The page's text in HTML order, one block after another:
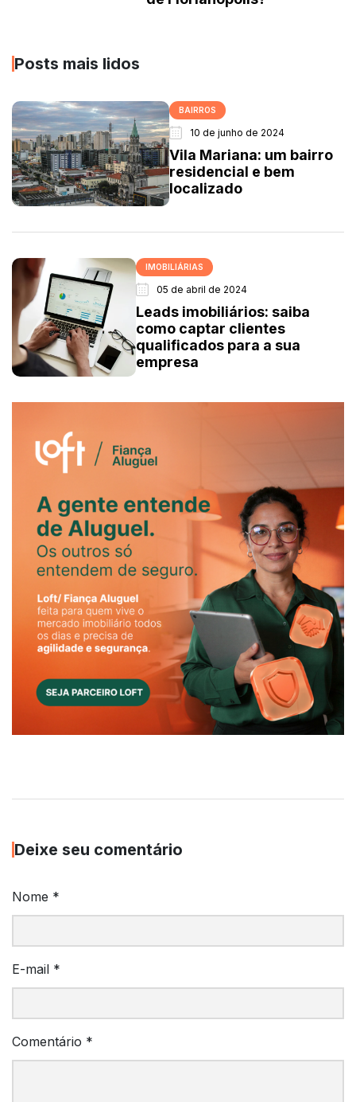
Posts mais lidos
BAIRROS
10 de junho de 2024
Vila Mariana: um bairro
residencial e bem
localizado
IMOBILIÁRIAS
05 de abril de 2024
Leads imobiliários: saiba
como captar clientes
qualificados para a sua
empresa
Deixe seu comentário
Comentário *
Nome *
E-mail *